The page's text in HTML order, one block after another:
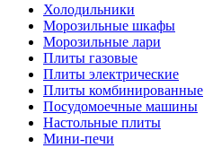
Холодильники
Морозильные шкафы
Морозильные лари
Плиты газовые
Плиты электрические
Плиты комбинированные
Посудомоечные машины
Настольные плиты
Мини-печи